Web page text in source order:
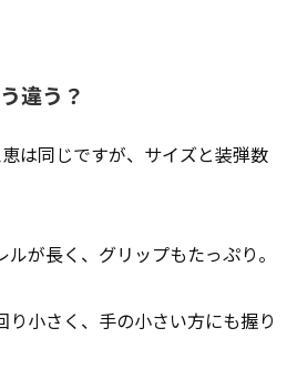
違う？
は同じですが、サイズと装弾数
ルが長く、グリップもたっぷり。
り小さく、手の小さい方にも握り